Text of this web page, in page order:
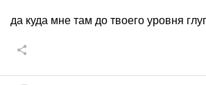
да куда мне там до твоего уровня